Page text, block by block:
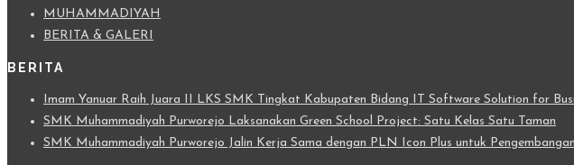
MUHAMMADIYAH
BERITA & GALERI
BERITA
Imam Yanuar Raih Juara II LKS SMK Tingkat Kabupaten Bidang IT Software Solution for
SMK Muhammadiyah Purworejo Laksanakan Green School Project: Satu Kelas Satu Taman
SMK Muhammadiyah Purworejo Jalin Kerja Sama dengan PLN Icon Plus untuk